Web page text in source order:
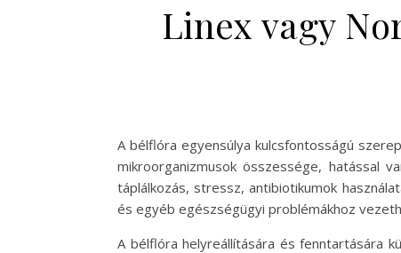
Linex vagy
A bélflóra egyensúlya kulcsfontosságú
mikroorganizmusok összessége, hatással
táplálkozás, stressz, antibiotikumok
és egyéb egészségügyi problémákhoz
A bélflóra helyreállítására és fenntartására